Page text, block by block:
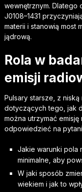
wewnętrznym. Dlatego
J0108–1431
materii i stanowią most
jądrową.
Rola w
emisji
Pulsary starsze, z
dotyczących tego, jak
można utrzymać emisję
odpowiedzieć na
Jakie warunki pola
minimalne, aby
W jaki sposób
wiekiem i jak to